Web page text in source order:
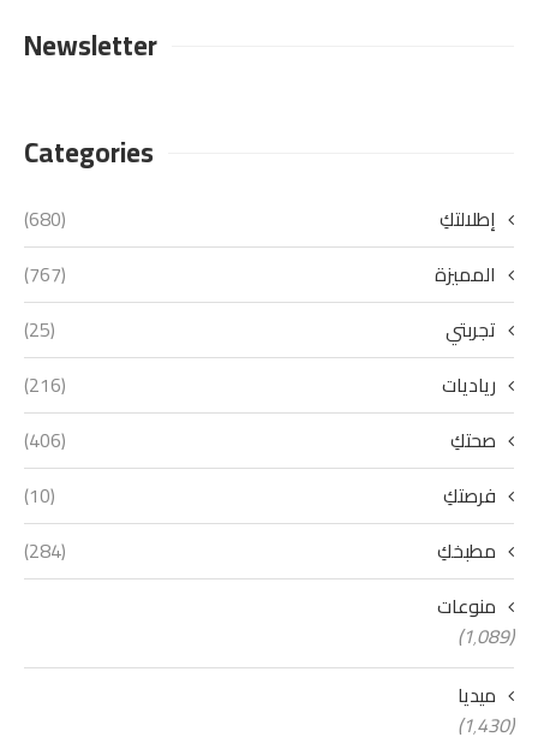
Newsletter
Categories
إطلالتكِ
(680)
المميزة
(767)
تجربتي
(25)
رياديات
(216)
صحتكِ
(406)
فرصتكِ
(10)
مطبخكِ
(284)
منوعات
(1٬089)
ميديا
(1٬430)